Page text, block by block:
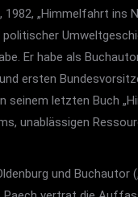
„Himmelfahrt ins
Er habe als
ersten
seinem letzten Buch
unablässigen
und Buchautor